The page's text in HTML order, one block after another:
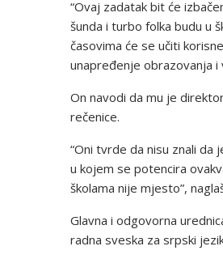
“Ovaj zadatak bit će
šunda i turbo folka budu u
časovima će se učiti
unapređenje obrazovanja i
On navodi da mu je
rečenice.
“Oni tvrde da nisu znali da
u kojem se potencira
školama nije mjesto”,
Glavna i odgovorna
radna sveska za srpski